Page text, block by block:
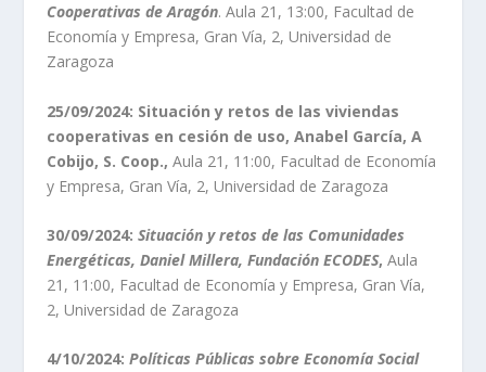
Cooperativas de Aragón. Aula 21, 13:00, Facultad de
Economía y Empresa, Gran Vía, 2, Universidad de
Zaragoza
25/09/2024: Situación y retos de las viviendas
cooperativas en cesión de uso, Anabel García, A
Cobijo, S. Coop., Aula 21, 11:00, Facultad de Economía
y Empresa, Gran Vía, 2, Universidad de Zaragoza
30/09/2024: Situación y retos de las Comunidades
Energéticas, Daniel Millera, Fundación ECODES, Aula
21, 11:00, Facultad de Economía y Empresa, Gran Vía,
2, Universidad de Zaragoza
4/10/2024: Políticas Públicas sobre Economía Social